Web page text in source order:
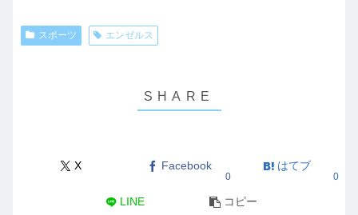
スポーツ エンゼルス
X Facebook
0
はてブ
0
LINE コピー